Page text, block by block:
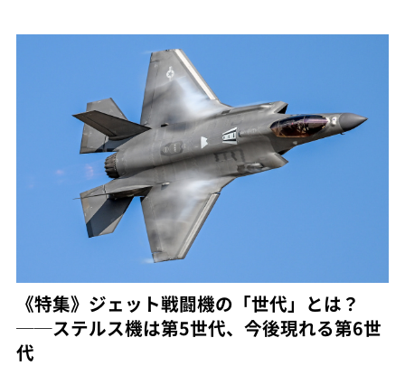
《特集》ジェット戦闘機の「世代」とは？
──ステルス機は第5世代、今後現れる第6世
代